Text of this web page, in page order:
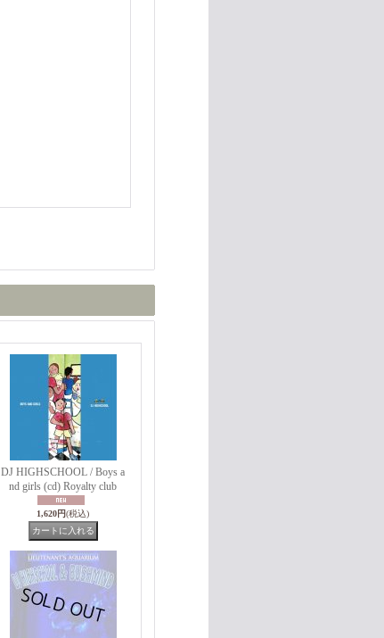
DJ HIGHSCHOOL / Boys a
nd girls (cd) Royalty club
1,620円(税込)